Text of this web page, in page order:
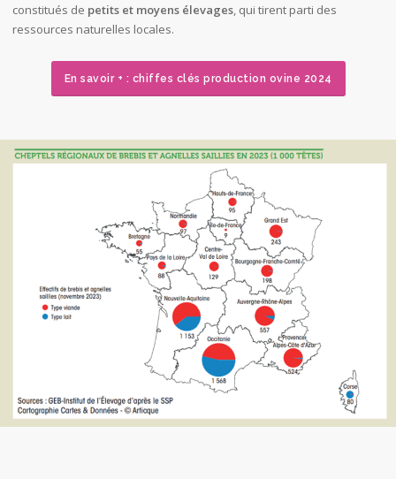
constitués de petits et moyens élevages, qui tirent parti des
ressources naturelles locales.
En savoir + : chiffes clés production ovine 2024